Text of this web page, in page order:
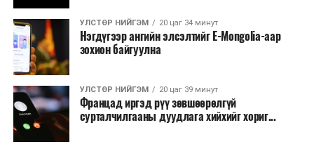
дэгдэлт, сөрөг нөлөөллийг бууруулах хөтөлбөр”-ийг
баталж, “Эрдэнэт үйлдвэр” ТӨҮГ-ын баяжуулах
үйлдвэрийн Хаягдлын аж ахуйд 2022-2023 онд нийт 3
сая модыг тарьсан байна.
Ингэснээр Хаягдлын аж ахуйгаас 15 км нутагт
үргэлжилж буй цагаан тоосны дэгдэлтийг сааруулж,
Эрдэнэт хот болон бүс нутгийн агаарын чанарыг
сайжруулах ач холбогдолтой гэдгийг Ногоон
УЛСТӨР НИЙГЭМ 20 цаг 34 минут
Нэгдүгээр ангийн элсэлтийг E-Mongolia-аар
зохион байгуулна
УЛСТӨР НИЙГЭМ 20 цаг 39 минут
Францад иргэд рүү зөвшөөрөлгүй
сурталчилгааны дуудлага хийхийг хориг...